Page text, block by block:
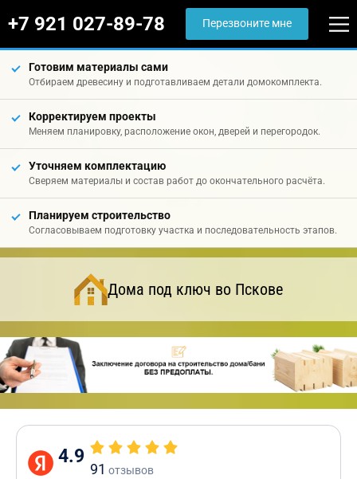
+7 921 027-89-78 Перезвоните мне
Готовим материалы сами
Отбираем древесину и подготавливаем детали домокомплекта.
Корректируем проекты
Меняем планировку, расположение окон, дверей и перегородок.
Уточняем комплектацию
Сверяем материалы и состав работ до окончательного расчёта.
Планируем строительство
Согласовываем подготовку участка и последовательность этапов.
Дома под ключ во Пскове
4.9
91 отзывов